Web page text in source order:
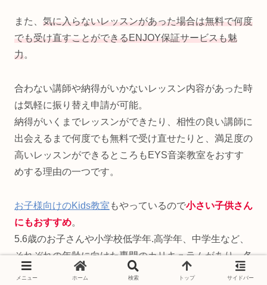
また、 気に入らないレッスンがあった場合は無料で何度
でも受け直すことができるENJOY保証サービスも魅
力。
合わない講師や納得がいかないレッスン内容があった時
は気軽に振り替え申請が可能。
納得がいくまでレッスンができたり、相性の良い講師に
出会えるまで何度でも無料で受け直せたりと、満足度の
高いレッスンができるところもEYS音楽教室をおすす
めする理由の一つです。
お子様向けのKids教室 もやっているので小さい子供さん
にもおすすめ。
5.6歳のお子さんや小学校低学年.高学年、中学生など、
それぞれの年齢に向けた専門のカリキュラムがあり、各
レベルに応じたレッスンを丁寧に教えてくれるのでとて
メニュー ホーム 検索 トップ サイドバー